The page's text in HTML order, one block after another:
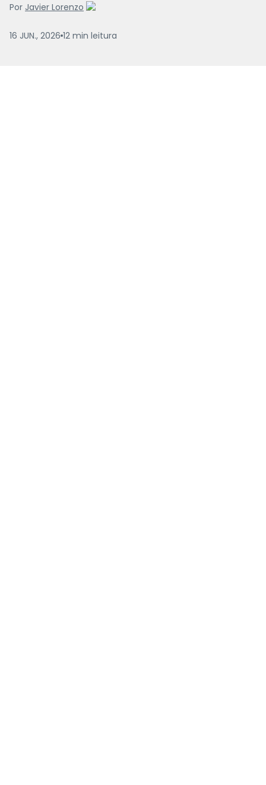
Por Javier Lorenzo
16 JUN., 2026 12 min leitura